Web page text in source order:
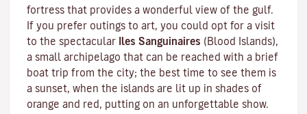
fortress that provides a wonderful view of the gulf.
If you prefer outings to art, you could opt for a visit
to the spectacular Iles Sanguinaires (Blood Islands),
a small archipelago that can be reached with a brief
boat trip from the city; the best time to see them is
a sunset, when the islands are lit up in shades of
orange and red, putting on an unforgettable show.